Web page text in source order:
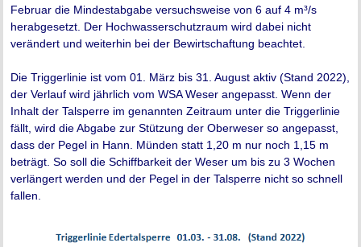
Februar die Mindestabgabe versuchsweise von 6 auf 4 m³/s
herabgesetzt. Der Hochwasserschutzraum wird dabei nicht
verändert und weiterhin bei der Bewirtschaftung beachtet.
Die Triggerlinie ist vom 01. März bis 31. August aktiv (Stand 2022),
der Verlauf wird jährlich vom WSA Weser angepasst. Wenn der
Inhalt der Talsperre im genannten Zeitraum unter die Triggerlinie
fällt, wird die Abgabe zur Stützung der Oberweser so angepasst,
dass der Pegel in Hann. Münden statt 1,20 m nur noch 1,15 m
beträgt. So soll die Schiffbarkeit der Weser um bis zu 3 Wochen
verlängert werden und der Pegel in der Talsperre nicht so schnell
fallen.